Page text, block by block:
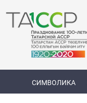
СИМВОЛИКА